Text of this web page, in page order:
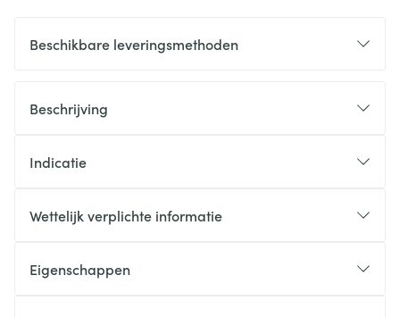
Beschikbare leveringsmethoden
Beschrijving
Indicatie
Wettelijk verplichte informatie
Eigenschappen